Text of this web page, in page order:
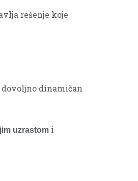
rešenje koje
dovoljno dinamičan
uzrastom i